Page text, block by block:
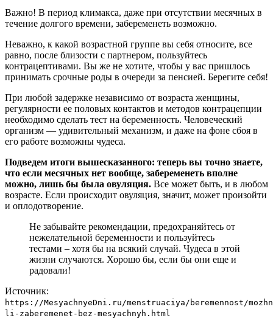
Важно! В период климакса, даже при отсутствии месячных в
течение долгого времени, забеременеть возможно.
Неважно, к какой возрастной группе вы себя относите, все
равно, после близости с партнером, пользуйтесь
контрацептивами. Вы же не хотите, чтобы у вас пришлось
принимать срочные роды в очереди за пенсией. Берегите себя!
При любой задержке независимо от возраста женщины,
регулярности ее половых контактов и методов контрацепции
необходимо сделать тест на беременность. Человеческий
организм — удивительный механизм, и даже на фоне сбоя в
его работе возможны чудеса.
Подведем итоги вышесказанного: теперь вы точно знаете,
что если месячных нет вообще, забеременеть вполне
можно, лишь бы была овуляция. Все может быть, и в любом
возрасте. Если происходит овуляция, значит, может произойти
и оплодотворение.
Не забывайте рекомендации, предохраняйтесь от
нежелательной беременности и пользуйтесь
тестами – хотя бы на всякий случай. Чудеса в этой
жизни случаются. Хорошо бы, если бы они еще и
радовали!
Источник:
https://MesyachnyeDni.ru/menstruaciya/beremennost/
li-zaberemenet-bez-mesyachnyh.html